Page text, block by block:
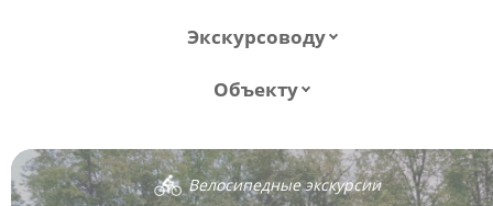
Экскурсоводу
Объекту
Велосипедные экскурсии